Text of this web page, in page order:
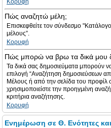
Κορυφή
Πώς αναζητώ μέλη;
Επισκεφθείτε τον σύνδεσμο
μέλους”.
Κορυφή
Πώς μπορώ να βρω τα δικά μου
Τα δικά σας δημοσιεύματα μπορούν
επιλογή “Αναζήτηση δημοσιεύσεων
Μέλους ή από την σελίδα του προφίλ
χρησιμοποιείστε την προηγμένη
κριτήρια αναζήτησης.
Κορυφή
Ενημέρωση σε Θ. Ενότητες και